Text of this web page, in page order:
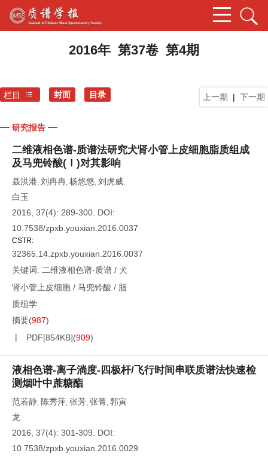
2016年 第37卷 第4期
上一期 | 下一期
栏目 封面 目录
研究报告
二维液相色谱-质谱法研究犬肾小管上皮细胞脂质组成
及马兜铃酸(Ⅰ)对其影响
聂洪港, 刘冉冉, 杨悠悠, 刘虎威,
白玉
2016, 37(4): 289-300. DOI:
10.7538/zpxb.youxian.2016.0037
CSTR:
32365.14.zpxb.youxian.2016.0037
关键词: 二维液相色谱-质谱 / 犬
肾小管上皮细胞 / 马兜铃酸 / 脂
质组学
摘要(987)
PDF[854KB](909)
液相色谱-离子淌度-四极杆/飞行时间串联质谱法快速检
测烟叶中蔗糖酯
范若静, 陈秀萍, 张芳, 张菁, 郭寅
龙
2016, 37(4): 301-309.
DOI:
10.7538/zpxb.youxian.2016.0029